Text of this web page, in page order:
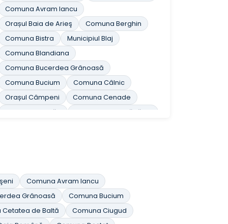
Comuna Avram Iancu
Orașul Baia de Arieş
Comuna Berghin
Comuna Bistra
Municipiul Blaj
Comuna Blandiana
Comuna Bucerdea Grânoasă
Comuna Bucium
Comuna Câlnic
Orașul Câmpeni
Comuna Cenade
Comuna Cergău
Comuna Ceru-Băcăinţi
Comuna Cut
Comuna Daia Română
Comuna Doştat
Comuna Fărău
Comuna Galda de Jos
Comuna Gârbova
Comuna Avram Iancu
Grânoasă
Comuna Bucium
Cetatea de Baltă
Comuna Ciugud